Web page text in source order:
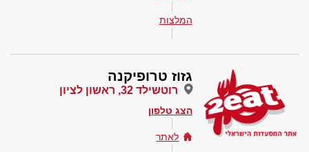
המלצות
גזוז טרופיקנה
רוטשילד 32, ראשון לציון
הצג טלפון
לאתר